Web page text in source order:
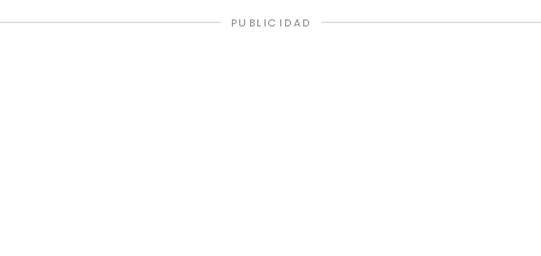
PUBLICIDAD